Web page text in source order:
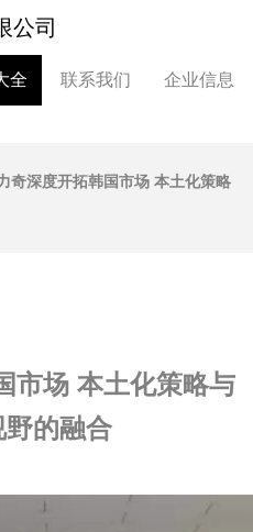
公司
全 联系我们 企业信息
奇深度开拓韩国市场 本土化策略
市场 本土化策略与
的融合